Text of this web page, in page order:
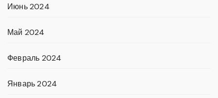
Июнь 2024
Май 2024
Февраль 2024
Январь 2024